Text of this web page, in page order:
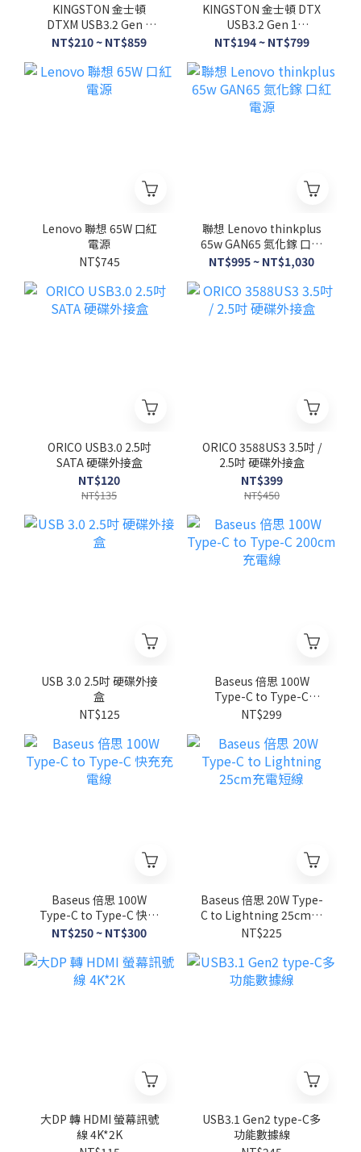
KINGSTON 金士頓
DTXM USB3.2 Gen 1
DataTraveler Exodia M
NT$210 ~ NT$859
KINGSTON 金士頓 DTX
USB3.2 Gen 1
DataTraveler
碟/774881
NT$194 ~ NT$799
Lenovo 聯想 65W 口紅
電源
NT$745
聯想 Lenovo thinkplus
65w GAN65 氮化鎵 口紅
電源
NT$995 ~ NT$1,030
ORICO USB3.0 2.5吋
SATA 硬碟外接盒
NT$120
NT$135
ORICO 3588US3 3.5吋 /
2.5吋 硬碟外接盒
NT$399
NT$450
USB 3.0 2.5吋 硬碟外接
盒
NT$125
Baseus 倍思 100W
Type-C to Type-C
200cm 充電線
NT$299
Baseus 倍思 100W
Type-C to Type-C 快充
充電線
NT$250 ~ NT$300
Baseus 倍思 20W Type-
C to Lightning 25cm充
電短線
NT$225
大DP 轉 HDMI 螢幕訊號
線 4K*2K
USB3.1 Gen2 type-C多
功能數據線